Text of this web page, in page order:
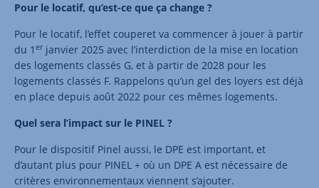
Pour le locatif, qu’est-ce que ça change ?
Pour le locatif, l’effet couperet va commencer à jouer à partir
du 1 erjanvier 2025 avec l’interdiction de la mise en location
des logements classés G, et à partir de 2028 pour les
logements classés F. Rappelons qu’un gel des loyers est déjà
en place depuis août 2022 pour ces mêmes logements.
Quel sera l’impact sur le PINEL ?
Pour le dispositif Pinel aussi, le DPE est important, et
d’autant plus pour PINEL + où un DPE A est nécessaire de
critères environnementaux viennent s’ajouter.